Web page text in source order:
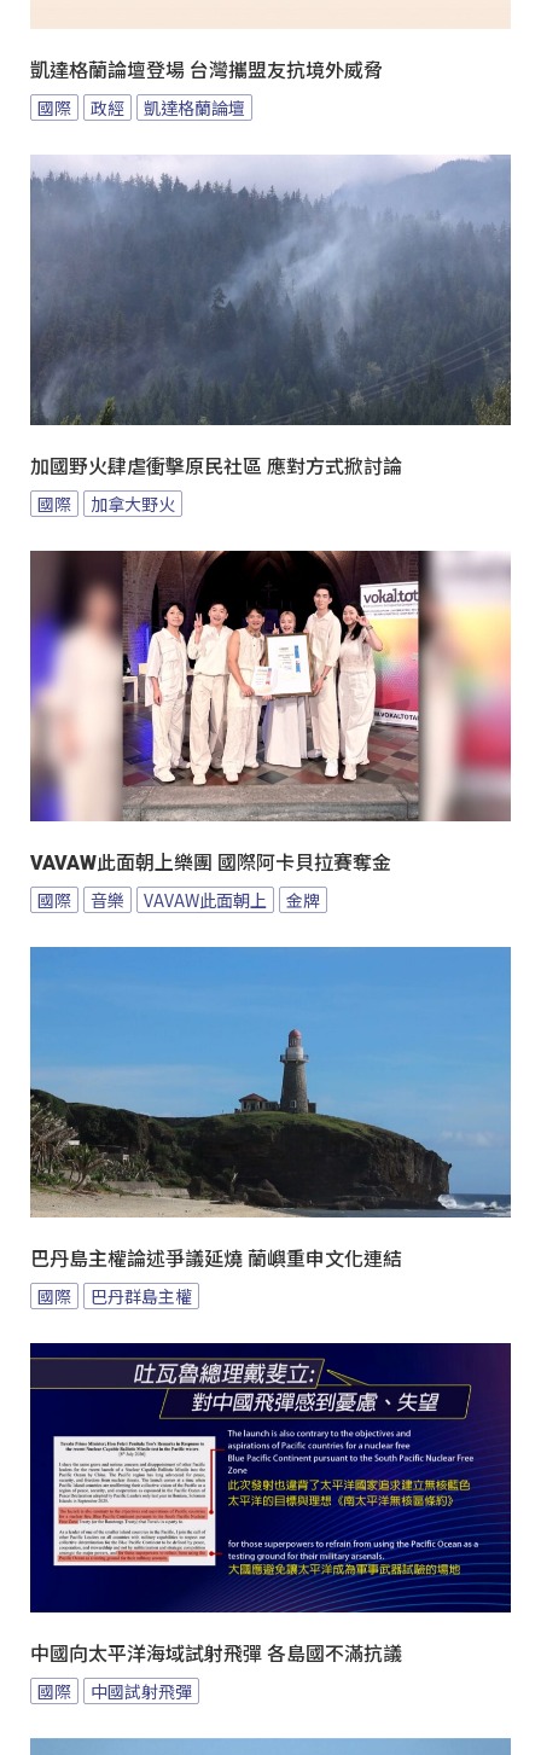
凱達格蘭論壇登場 台灣攜盟友抗境外威脅
國際 政經 凱達格蘭論壇
加國野火肆虐衝擊原民社區 應對方式掀討論
國際 加拿大野火
VAVAW此面朝上樂團 國際阿卡貝拉賽奪金
國際 音樂 VAVAW此面朝上 金牌
巴丹島主權論述爭議延燒 蘭嶼重申文化連結
國際 巴丹群島主權
中國向太平洋海域試射飛彈 各島國不滿抗議
國際 中國試射飛彈